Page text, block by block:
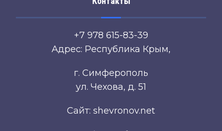
+7 978 615-83-39
Адрес: Республика Крым,
г. Симферополь
ул. Чехова, д. 51
Сайт: shevronov.net